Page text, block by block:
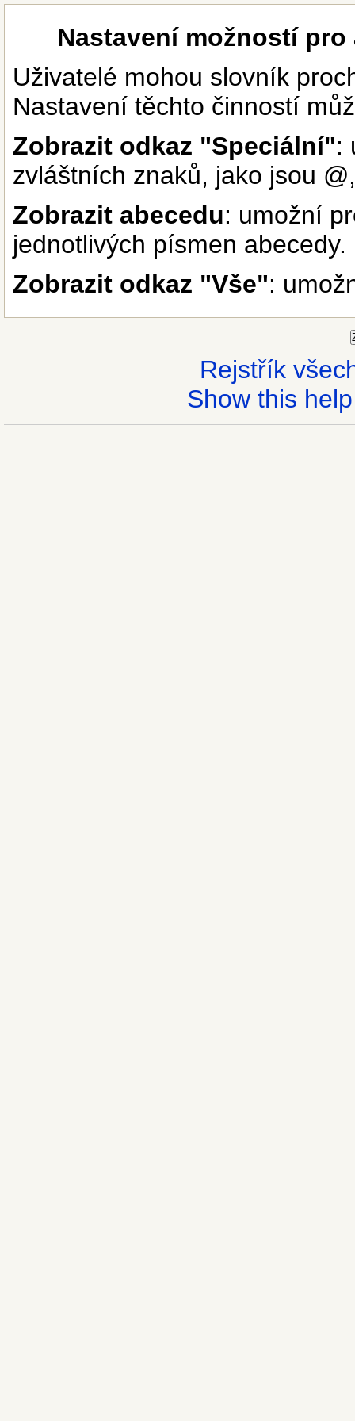
Nastavení možností
Uživatelé mohou slovník
Nastavení těchto činností
Zobrazit odkaz "Speciální":
zvláštních znaků, jako jsou
Zobrazit abecedu: umožní
jednotlivých písmen abecedy.
Zobrazit odkaz "Vše":
Rejstřík
Show this